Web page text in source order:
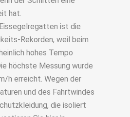
hat.
ist die
Rekorden, weil beim
hohes Tempo
höchste Messung wurde
h erreicht. Wegen der
und des Fahrtwindes
die isoliert